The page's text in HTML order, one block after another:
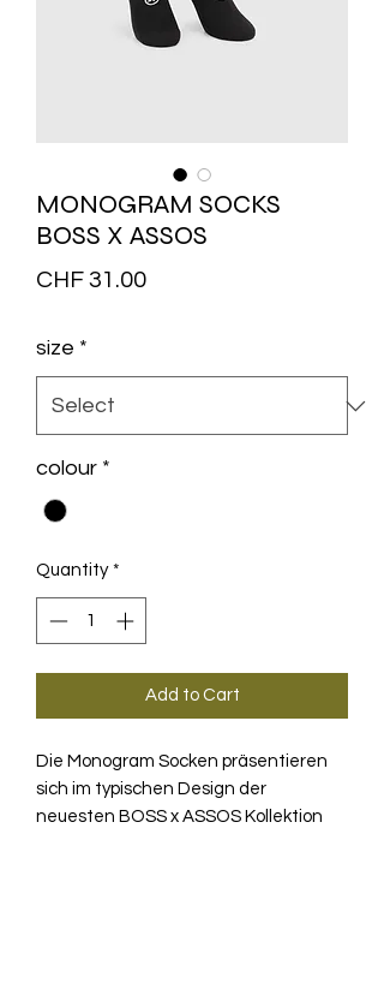
MONOGRAM SOCKS
BOSS X ASSOS
CHF 31.00Price
size *
colour *
Quantity *
Add to Cart
Die Monogram Socken präsentieren
sich im typischen Design der
neuesten BOSS x ASSOS Kollektion